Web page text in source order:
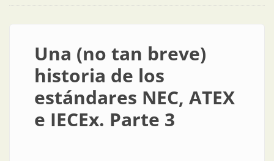
Una (no tan breve)
historia de los
estándares NEC, ATEX
e IECEx. Parte 3